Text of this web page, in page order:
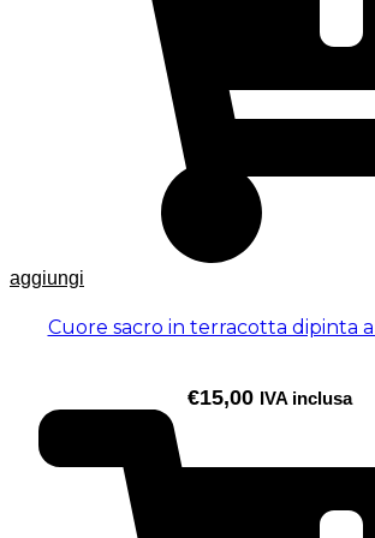
aggiungi
Cuore sacro in terracotta dipinta a
€15,00 IVA inclusa